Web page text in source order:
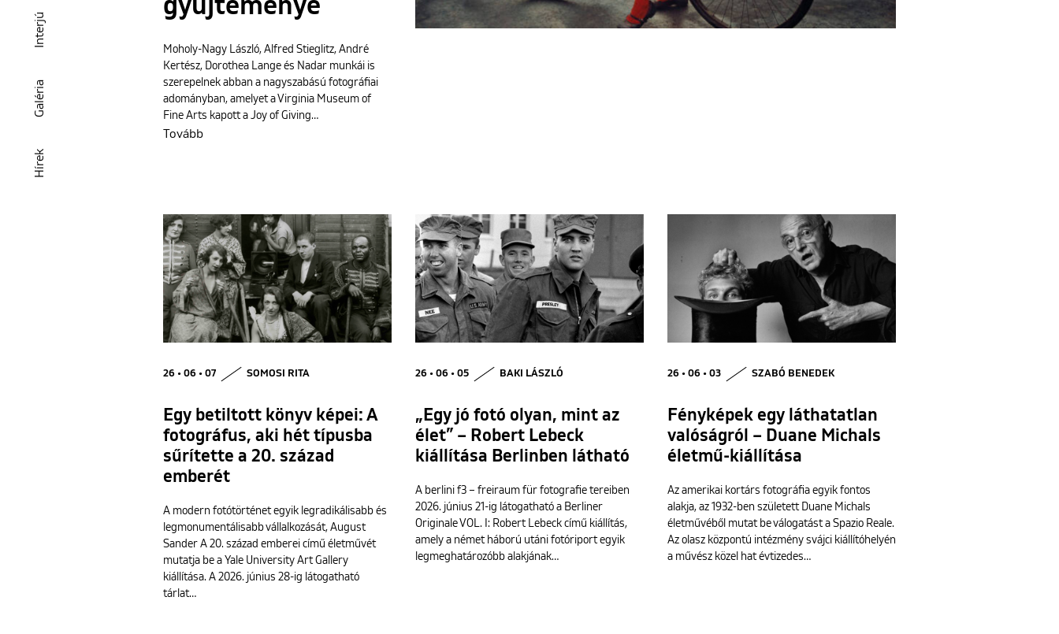
Hírek
Galéria
Interjú
gyűjteménye
Moholy-Nagy László, Alfred Stieglitz, André
Kertész, Dorothea Lange és Nadar munkái is
szerepelnek abban a nagyszabású fotográfiai
adományban, amelyet a Virginia Museum of
Fine Arts kapott a Joy of Giving…
Tovább
26 • 06 • 07 SOMOSI RITA
Egy betiltott könyv képei: A
fotográfus, aki hét típusba
sűrítette a 20. század
emberét
A modern fotótörténet egyik legradikálisabb és
legmonumentálisabb vállalkozását, August
Sander A 20. század emberei című életművét
mutatja be a Yale University Art Gallery
kiállítása. A 2026. június 28-ig látogatható
tárlat…
26 • 06 • 05 BAKI LÁSZLÓ
„Egy jó fotó olyan, mint az
élet” – Robert Lebeck
kiállítása Berlinben látható
A berlini f3 – freiraum für fotografie tereiben
2026. június 21-ig látogatható a Berliner
Originale VOL. I: Robert Lebeck című kiállítás,
amely a német háború utáni fotóriport egyik
legmeghatározóbb alakjának…
26 • 06 • 03 SZABÓ BENEDEK
Fényképek egy láthatatlan
valóságról – Duane Michals
életmű-kiállítása
Az amerikai kortárs fotográfia egyik fontos
alakja, az 1932-ben született Duane Michals
életművéből mutat be válogatást a Spazio Reale.
Az olasz központú intézmény svájci kiállítóhelyén
a művész közel hat évtizedes…